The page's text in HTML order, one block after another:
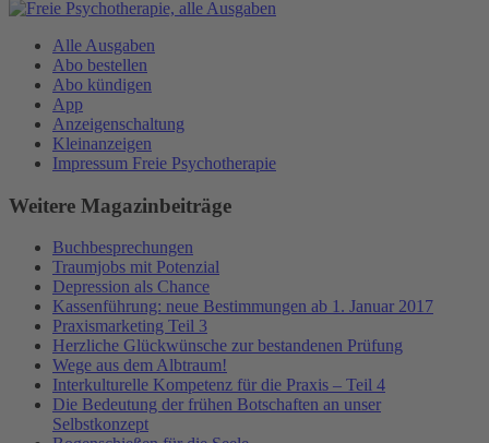
Alle Ausgaben
Abo bestellen
Abo kündigen
App
Anzeigenschaltung
Kleinanzeigen
Impressum Freie Psychotherapie
Weitere Magazinbeiträge
Buchbesprechungen
Traumjobs mit Potenzial
Depression als Chance
Kassenführung: neue Bestimmungen ab 1. Januar 2017
Praxismarketing Teil 3
Herzliche Glückwünsche zur bestandenen Prüfung
Wege aus dem Albtraum!
Interkulturelle Kompetenz für die Praxis – Teil 4
Die Bedeutung der frühen Botschaften an unser
Selbstkonzept